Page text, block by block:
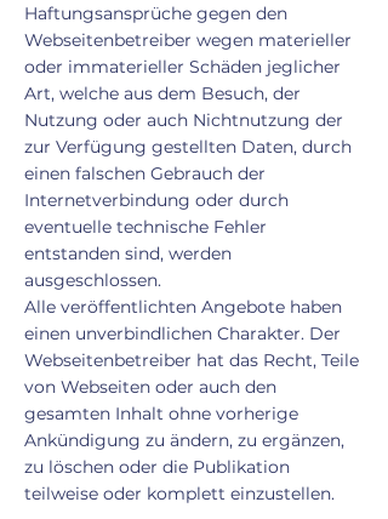
Haftungsansprüche gegen den
Webseitenbetreiber wegen materieller
oder immaterieller Schäden jeglicher
Art, welche aus dem Besuch, der
Nutzung oder auch Nichtnutzung der
zur Verfügung gestellten Daten, durch
einen falschen Gebrauch der
Internetverbindung oder durch
eventuelle technische Fehler
entstanden sind, werden
ausgeschlossen.
Alle veröffentlichten Angebote haben
einen unverbindlichen Charakter. Der
Webseitenbetreiber hat das Recht, Teile
von Webseiten oder auch den
gesamten Inhalt ohne vorherige
Ankündigung zu ändern, zu ergänzen,
zu löschen oder die Publikation
teilweise oder komplett einzustellen.